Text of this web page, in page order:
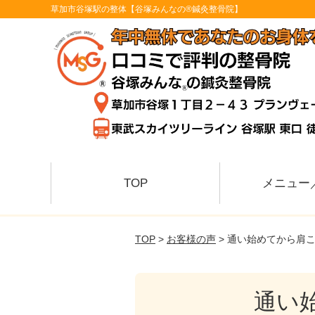
草加市谷塚駅の整体【谷塚みんなの®鍼灸整骨院】
TOP メニュー
TOP > お客様の声 > 通い始めてから肩
通い